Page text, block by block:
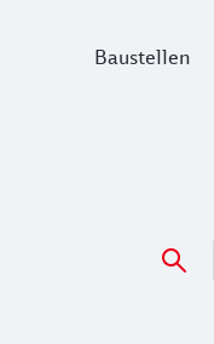
Baustellen